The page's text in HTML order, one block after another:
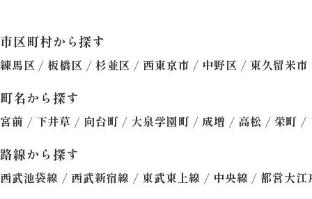
市区町村から探す
練馬区 / 板橋区 / 杉並区 / 西東京市 / 中野区 / 東久留米市
町名から探す
宮前 / 下井草 / 向台町 / 大泉学園町 / 成増 / 高松 / 栄町 /
路線から探す
西武池袋線 / 西武新宿線 / 東武東上線 / 中央線 / 都営大江